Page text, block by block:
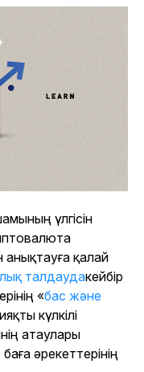
үлгісін
анықтауға қалай
талдаудакейбір
«бас және
күлкілі
атаулары
әрекеттерінің